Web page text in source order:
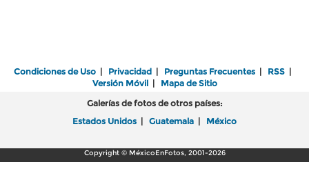
Condiciones de Uso | Privacidad | Preguntas Frecuentes | RSS |
Versión Móvil| Mapa de Sitio
Galerías de fotos de otros países:
Estados Unidos | Guatemala | México
Copyright © MéxicoEnFotos, 2001-2026